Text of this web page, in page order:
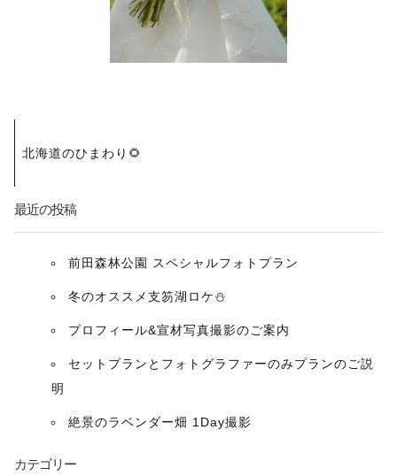
投
稿
ナ
ン
北海道のひまわり🌻
最近の投稿
前田森林公園 スペシャルフォトプラン
冬のオススメ支笏湖ロケ⛄️
プロフィール&宣材写真撮影のご案内
セットプランとフォトグラファーのみプランのご説
明
絶景のラベンダー畑 1Day撮影
カテゴリー